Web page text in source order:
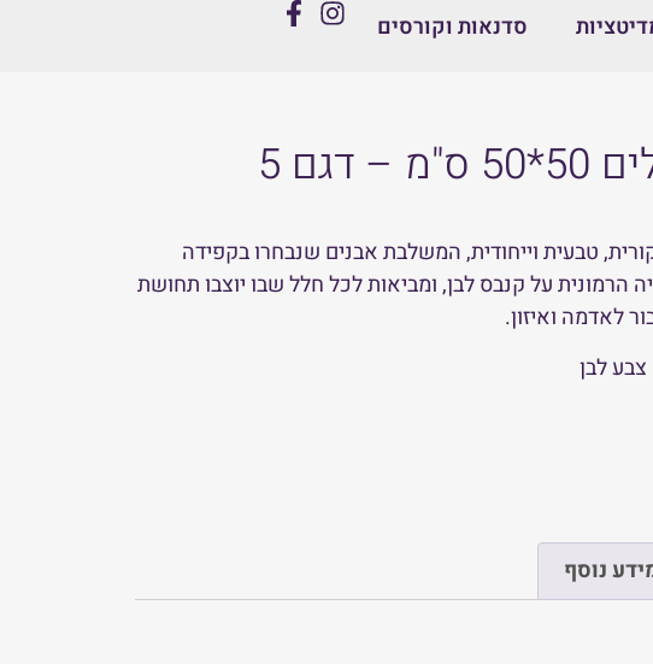
סדנאות וקורסים
דגם 5
טבעית וייחודית, המשלבת אבנים שנבחרו בקפידה
הרמונית על קנבס לבן, ומביאות לכל חלל שבו יוצבו תחושת
לאדמה ואיזון.
נוסף